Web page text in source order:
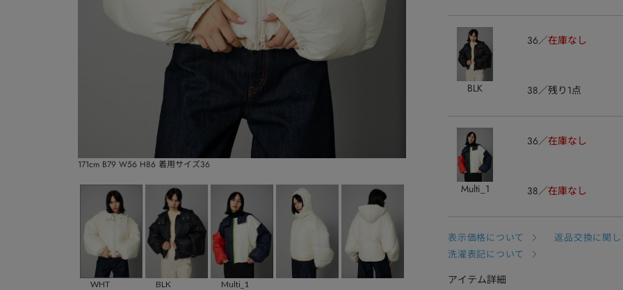
171cm B79 W56 H86 着用サイズ36
WHT BLK Multi_1
BLK
36 在庫なし
38 残り1点
Multi_1
36 在庫なし
38 在庫なし
表示価格について 返品交換に関し
洗濯表記について
アイテム詳細